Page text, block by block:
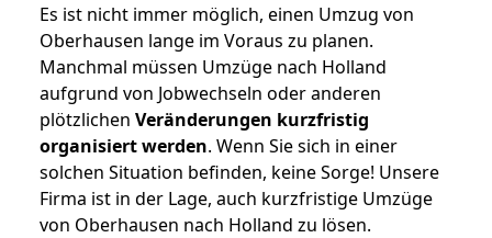
Es ist nicht immer möglich, einen Umzug von
Oberhausen lange im Voraus zu planen.
Manchmal müssen Umzüge nach Holland
aufgrund von Jobwechseln oder anderen
plötzlichen Veränderungen kurzfristig
organisiert werden. Wenn Sie sich in einer
solchen Situation befinden, keine Sorge! Unsere
Firma ist in der Lage, auch kurzfristige Umzüge
von Oberhausen nach Holland zu lösen.